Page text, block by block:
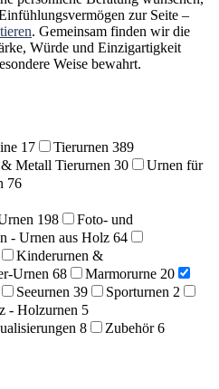
zur Seite –
. Gemeinsam finden wir die
Würde und Einzigartigkeit
Weise bewahrt.
17 Tierurnen 389
Metall Tierurnen 30
Urnen für
76
198
Foto- und
- Urnen aus Holz 64
Kinderurnen &
Urnen 68 Marmorurne 20
Seeurnen 39 Sporturnen 2
- Holzurnen 5
8 Zubehör6